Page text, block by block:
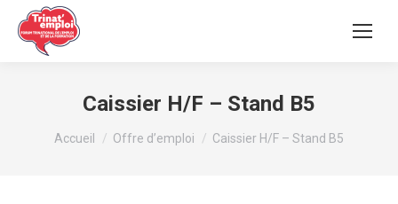
Caissier H/F – Stand B5
Vous êtes ici :
Accueil Offre d’emploi Caissier H/F – Stand B5